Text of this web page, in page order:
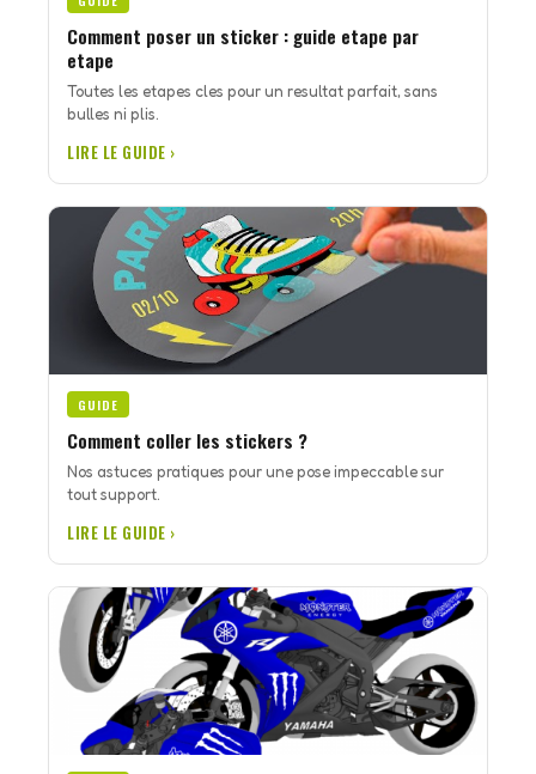
Comment poser un sticker : guide etape par
etape
Toutes les etapes cles pour un resultat parfait, sans
bulles ni plis.
LIRE LE GUIDE ›
GUIDE
Comment coller les stickers ?
Nos astuces pratiques pour une pose impeccable sur
tout support.
LIRE LE GUIDE ›